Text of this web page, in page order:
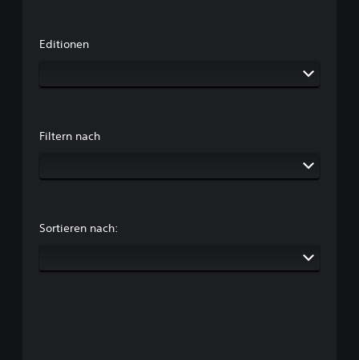
Editionen
Filtern nach
Sortieren nach: